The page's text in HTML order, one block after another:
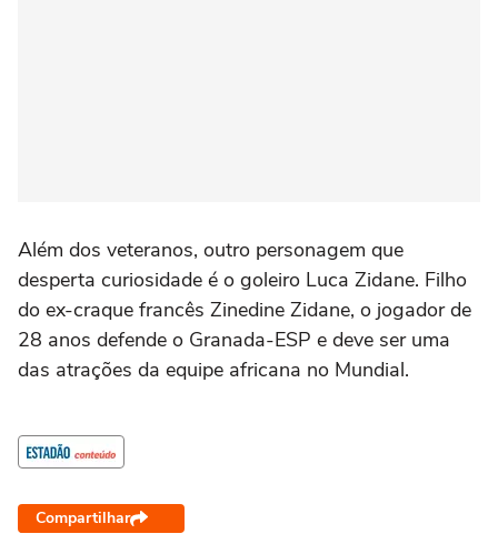
Além dos veteranos, outro personagem que
desperta curiosidade é o goleiro Luca Zidane. Filho
do ex-craque francês Zinedine Zidane, o jogador de
28 anos defende o Granada-ESP e deve ser uma
das atrações da equipe africana no Mundial.
Compartilhar